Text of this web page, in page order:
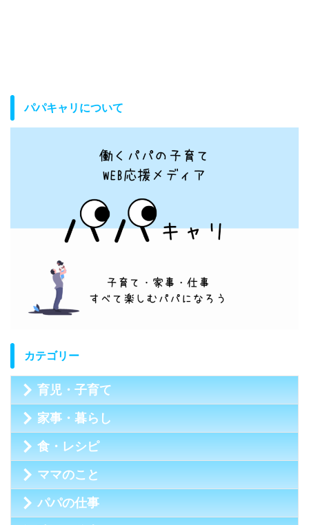
パパキャリについて
カテゴリー
育児・子育て
家事・暮らし
食・レシピ
ママのこと
パパの仕事